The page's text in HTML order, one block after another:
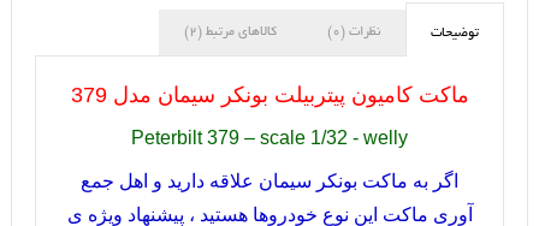
توضیحات نظرات (0) کالاهای مرتبط (2)
ماکت کامیون پیتربیلت بونکر سیمان مدل379
Peterbilt 379 – scale 1/32 - welly
اگر به ماکت بونکر سیمان علاقه دارید و اهل جمع
آوری ماکت این نوع خودروها هستید ، پیشنهاد ویژه ی